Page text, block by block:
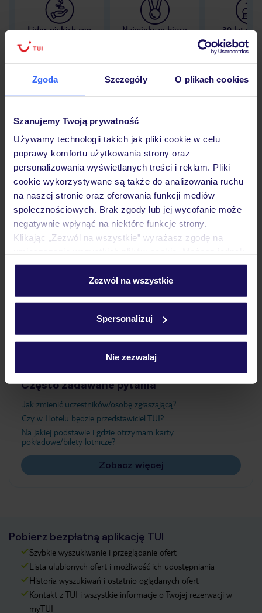
Zgoda Szczegóły O plikach cookies
Szanujemy Twoją prywatność
Używamy technologii takich jak pliki cookie w celu
poprawy komfortu użytkowania strony oraz
personalizowania wyświetlanych treści i reklam. Pliki
cookie wykorzystywane są także do analizowania ruchu
na naszej stronie oraz oferowania funkcji mediów
społecznościowych. Brak zgody lub jej wycofanie może
negatywnie wpłynąć na niektóre funkcje strony.
Klikając „Zezwól na wszystkie” wyrażasz zgodę na
personalizować swój wybór wchodząc w zakładkę
Szczegółowe informacje o plikach cookie znajdziesz
Zezwól na wszystkie
Spersonalizuj
Nie zezwalaj
Lider niskich cen
Największe biuro
30 lat w
Hotel
Opinie
Pokoje
Wyżywienie
Ważne informacje
Często zadawane pytania
Jak zmienić uczestników/osobę zgłaszającą?
Czy w Hotelu będzie przedstawiciel TUI?
Na jakiej podstawie i gdzie otrzymam karty
pokładowe/bilety lotnicze?
Zobacz więcej
Pobierz bezpłatną aplikację TUI
Szybkie wyszukiwanie i przeglądanie ofert
Lista ulubionych ofert i możliwość ich udostępniania
Historia wyszukiwań i ostatnio oglądanych ofert
Kontakt z TUI i wszystkie informacje o Twojej rezerwacji w
myTUI